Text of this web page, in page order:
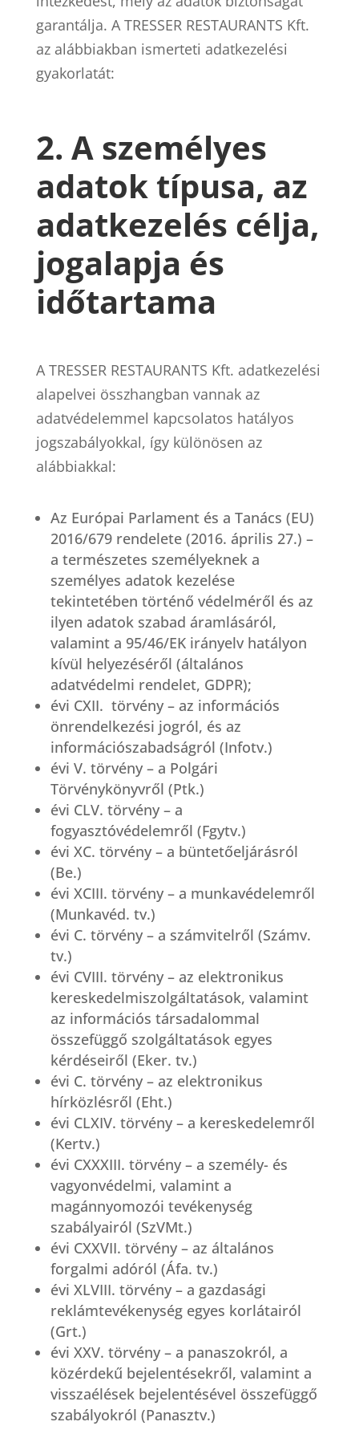
garantálja. A TRESSER RESTAURANTS Kft.
az alábbiakban ismerteti adatkezelési
gyakorlatát:
2. A személyes
adatok típusa, az
adatkezelés célja,
jogalapja és
időtartama
A TRESSER RESTAURANTS Kft. adatkezelési
alapelvei összhangban vannak az
adatvédelemmel kapcsolatos hatályos
jogszabályokkal, így különösen az
alábbiakkal:
Az Európai Parlament és a Tanács (EU)
2016/679 rendelete (2016. április 27.) –
a természetes személyeknek a
személyes adatok kezelése
tekintetében történő védelméről és az
ilyen adatok szabad áramlásáról,
valamint a 95/46/EK irányelv hatályon
kívül helyezéséről (általános
adatvédelmi rendelet, GDPR);
évi CXII. törvény – az információs
önrendelkezési jogról, és az
információszabadságról (Infotv.)
évi V. törvény – a Polgári
Törvénykönyvről (Ptk.)
évi CLV. törvény – a
fogyasztóvédelemről (Fgytv.)
évi XC. törvény – a büntetőeljárásról
(Be.)
évi XCIII. törvény – a munkavédelemről
(Munkavéd. tv.)
évi C. törvény – a számvitelről (Számv.
tv.)
évi CVIII. törvény – az elektronikus
kereskedelmiszolgáltatások, valamint
az információs társadalommal
összefüggő szolgáltatások egyes
kérdéseiről (Eker. tv.)
évi C. törvény – az elektronikus
hírközlésről (Eht.)
évi CLXIV. törvény – a kereskedelemről
(Kertv.)
évi CXXXIII. törvény – a személy- és
vagyonvédelmi, valamint a
magánnyomozói tevékenység
szabályairól (SzVMt.)
évi CXXVII. törvény – az általános
forgalmi adóról (Áfa. tv.)
évi XLVIII. törvény – a gazdasági
reklámtevékenység egyes korlátairól
(Grt.)
évi XXV. törvény – a panaszokról, a
közérdekű bejelentésekről, valamint a
visszaélések bejelentésével összefüggő
szabályokról (Panasztv.)